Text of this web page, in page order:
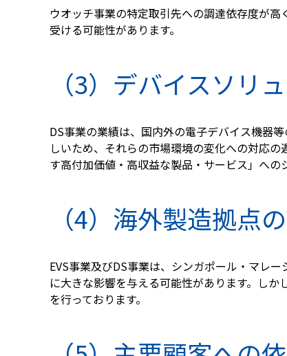
ウオッチ事業の特定取引先への調達依存度が
受ける可能性があります。
（3）デバイスソリ
DS事業の業績は、国内外の電子デバイス機器
しいため、それらの市場環境の変化への対応
す高付加価値・高収益な製品・サービス」への
（4）海外製造拠点
EVS事業及びDS事業は、シンガポール・マレ
に大きな影響を与える可能性があります。し
を行っております。